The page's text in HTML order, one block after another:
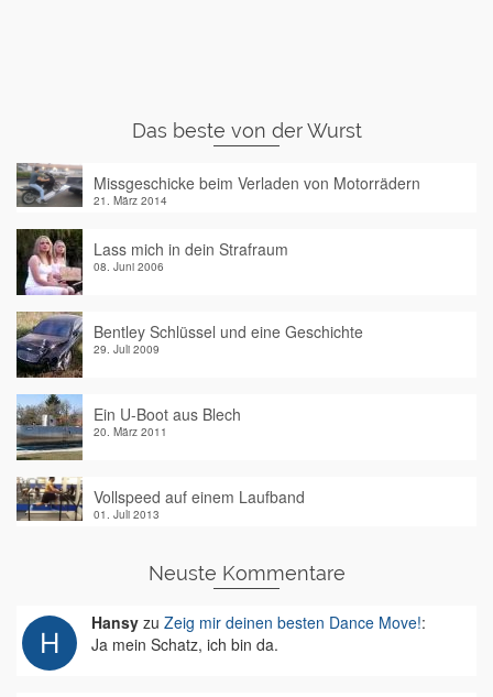
Das beste von der Wurst
Missgeschicke beim Verladen von Motorrädern
21. März 2014
Lass mich in dein Strafraum
08. Juni 2006
Bentley Schlüssel und eine Geschichte
29. Juli 2009
Ein U-Boot aus Blech
20. März 2011
Vollspeed auf einem Laufband
01. Juli 2013
Neuste Kommentare
Hansy zu Zeig mir deinen besten Dance Move!:
Ja mein Schatz, ich bin da.